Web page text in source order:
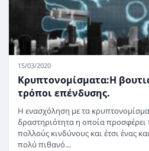
15/03/2020
Κρυπτονομίσματα:Η
τρόποι επένδυσης.
Η ενασχόληση με τα
δραστηριότητα η οποία προσφέρει
πολλούς κινδύνους και έτσι ένας
πολύ πιθανό…